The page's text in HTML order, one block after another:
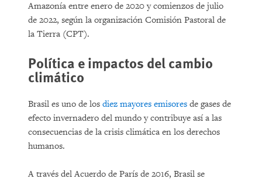
Amazonía entre enero de 2020 y comienzos de julio
de 2022, según la organización Comisión Pastoral de
la Tierra (CPT).
Política e impactos del cambio
climático
Brasil es uno de los diez mayores emisores de gases de
efecto invernadero del mundo y contribuye así a las
consecuencias de la crisis climática en los derechos
humanos.
A través del Acuerdo de París de 2016, Brasil se